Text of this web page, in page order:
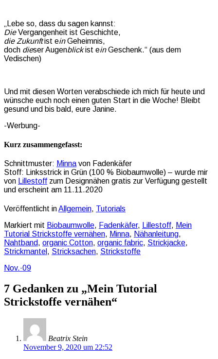
„Lebe so, dass du sagen kannst:
DieVergangenheit ist Geschichte,
die Zukunftist einGeheimnis,
doch dieser Augenblickist einGeschenk.“ (aus dem
Vedischen)
Und mit diesen Worten verabschiede ich mich für heute und
wünsche euch noch einen guten Start in die Woche! Bleibt
gesund und bis bald, eure Janine.
-Werbung-
Kurz zusammengefasst:
Schnittmuster: Minna von Fadenkäfer
Stoff: Linksstrick in Grün (100 % Biobaumwolle) – wurde mir
von Lillestoff zum Designnähen gratis zur Verfügung gestellt
und erscheint am 11.11.2020
Veröffentlicht inAllgemein, Tutorials
Markiert mit Biobaumwolle, Fadenkäfer, Lillestoff, Mein
Tutorial Strickstoffe vernähen, Minna, Nähanleitung,
Nahtband, organic Cotton, organic fabric, Strickjacke,
Strickmantel , Stricksachen, Strickstoffe
Nov.·09
7 Gedanken zu „Mein Tutorial
Strickstoffe vernähen“
Beatrix Stein
November 9, 2020 um 22:52